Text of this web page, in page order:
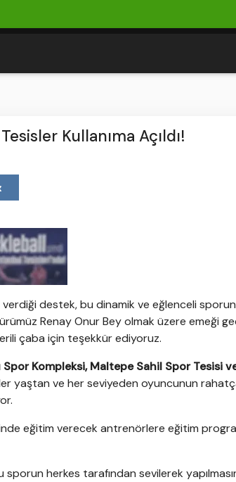
Kullanıma Açıldı!
destek, bu dinamik ve eğlenceli sporun
Renay Onur Bey olmak üzere emeği
çaba için teşekkür ediyoruz.
Spor Kompleksi, Maltepe Sahil Spor Tesisi
yaştan ve her seviyeden oyuncunun
eğitim verecek antrenörlere eğitim
herkes tarafından sevilerek